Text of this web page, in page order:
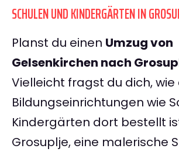
SCHULEN UND KINDERGÄRTEN IN
Planst du einen Umzug von
Gelsenkirchen nach
Vielleicht fragst du dich, wie
Bildungseinrichtungen wie
Kindergärten dort bestellt
Grosuplje, eine malerische